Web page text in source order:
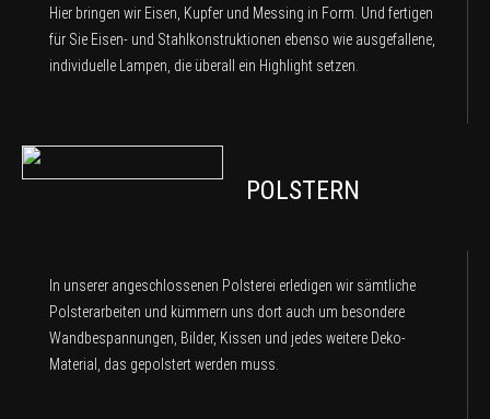
Hier bringen wir Eisen, Kupfer und Messing in Form. Und fertigen
für Sie Eisen- und Stahlkonstruktionen ebenso wie ausgefallene,
individuelle Lampen, die überall ein Highlight setzen.
POLSTERN
In unserer angeschlossenen Polsterei erledigen wir sämtliche
Polsterarbeiten und kümmern uns dort auch um besondere
Wandbespannungen, Bilder, Kissen und jedes weitere Deko-
Material, das gepolstert werden muss.